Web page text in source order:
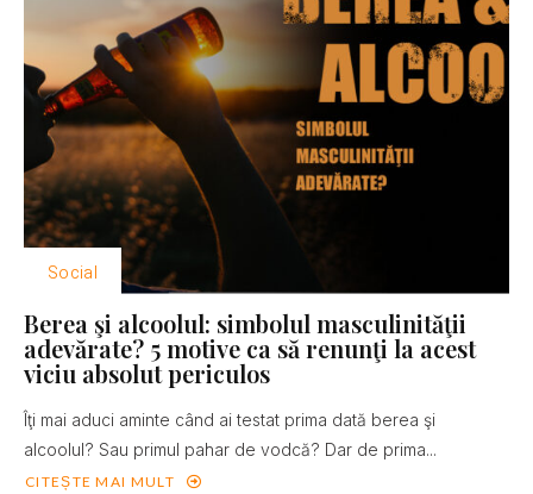
Social
Berea şi alcoolul: simbolul masculinităţii
adevărate? 5 motive ca să renunţi la acest
viciu absolut periculos
Îţi mai aduci aminte când ai testat prima dată berea şi
alcoolul? Sau primul pahar de vodcă? Dar de prima...
CITEȘTE MAI MULT